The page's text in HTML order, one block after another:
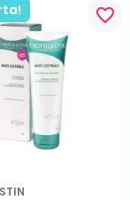
favorite_border